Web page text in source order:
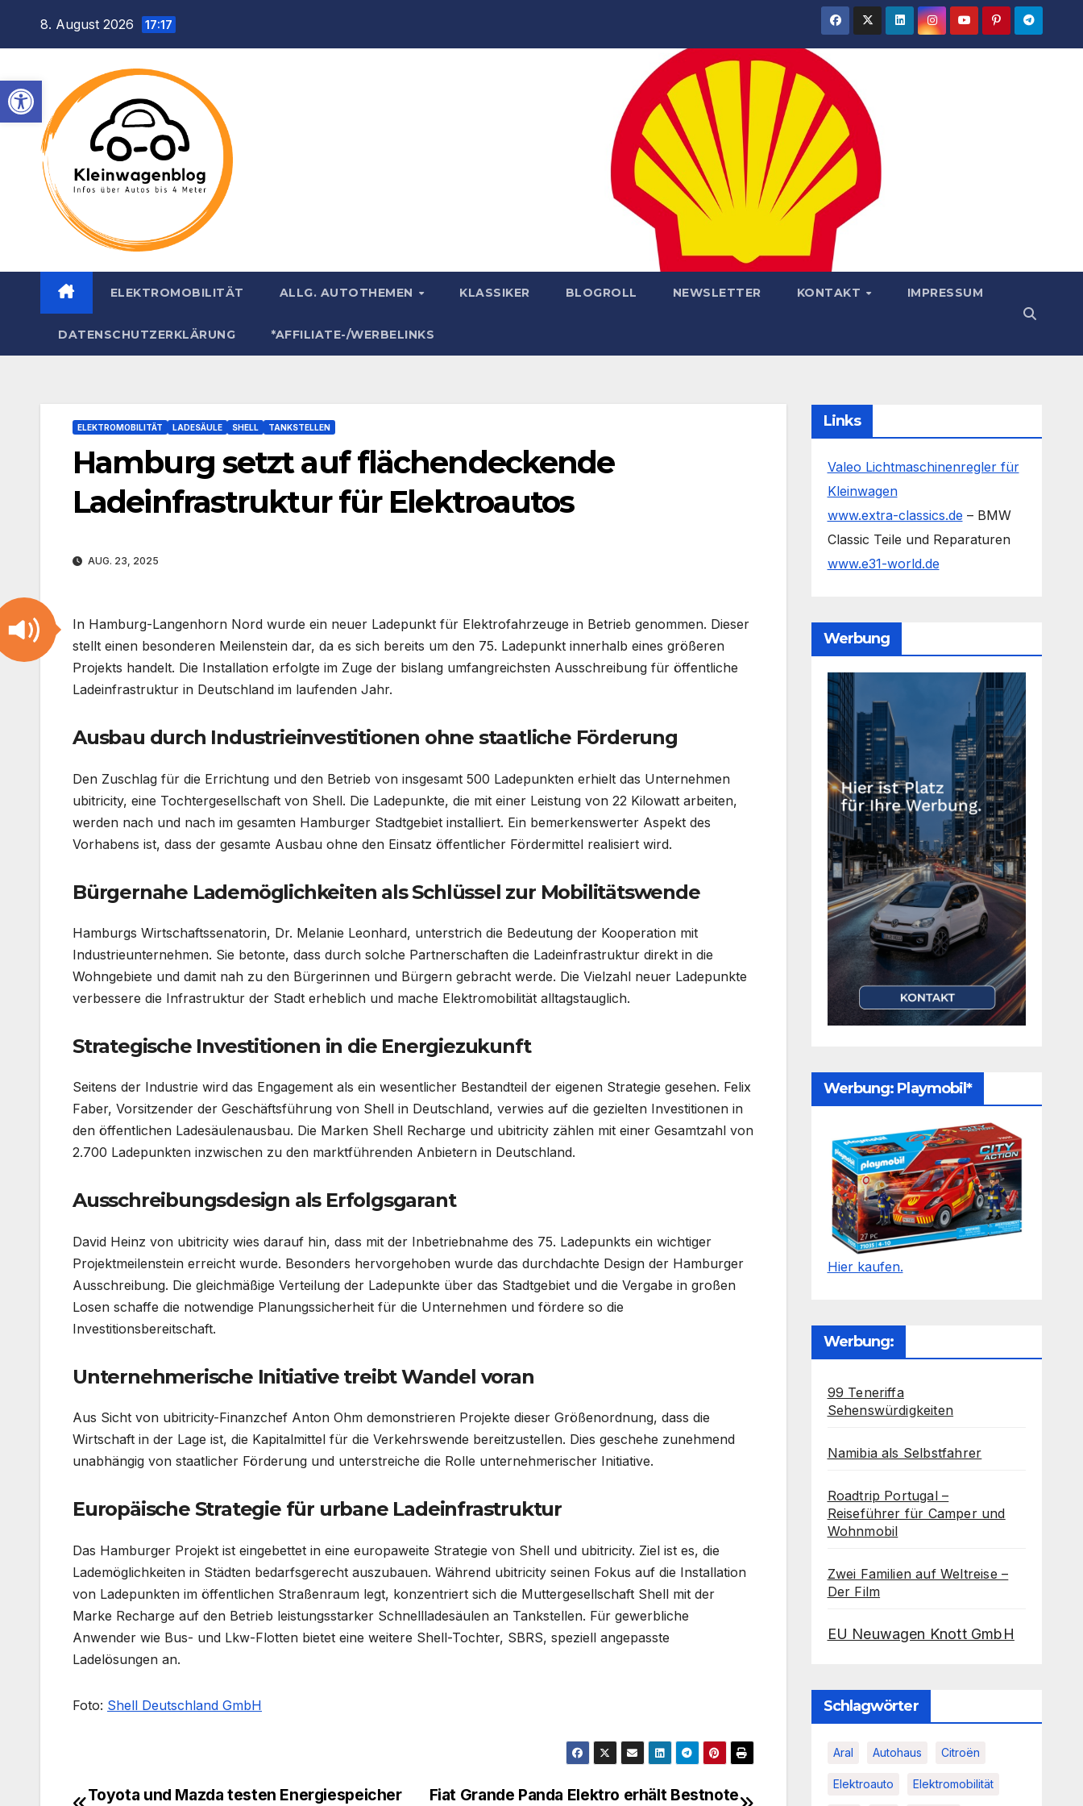
Werkzeugleiste öffnen
springen8. August 2026 17:17
ELEKTROMOBILITÄT ALLG. AUTOTHEMEN KLASSIKER BLOGROLL NEWSLETTER KONTAKT IMPRESSUM
DATENSCHUTZERKLÄRUNG *AFFILIATE-/WERBELINKS
ELEKTROMOBILITÄT LADESÄULE SHELL TANKSTELLEN
Hamburg setzt auf flächendeckende
Ladeinfrastruktur für Elektroautos
AUG. 23, 2025
In Hamburg-Langenhorn Nord wurde ein neuer Ladepunkt für Elektrofahrzeuge in Betrieb genommen. Dieser
stellt einen besonderen Meilenstein dar, da es sich bereits um den 75. Ladepunkt innerhalb eines größeren
Projekts handelt. Die Installation erfolgte im Zuge der bislang umfangreichsten Ausschreibung für öffentliche
Ladeinfrastruktur in Deutschland im laufenden Jahr.
Ausbau durch Industrieinvestitionen ohne staatliche Förderung
Den Zuschlag für die Errichtung und den Betrieb von insgesamt 500 Ladepunkten erhielt das Unternehmen
ubitricity, eine Tochtergesellschaft von Shell. Die Ladepunkte, die mit einer Leistung von 22 Kilowatt arbeiten,
werden nach und nach im gesamten Hamburger Stadtgebiet installiert. Ein bemerkenswerter Aspekt des
Vorhabens ist, dass der gesamte Ausbau ohne den Einsatz öffentlicher Fördermittel realisiert wird.
Bürgernahe Lademöglichkeiten als Schlüssel zur Mobilitätswende
Hamburgs Wirtschaftssenatorin, Dr. Melanie Leonhard, unterstrich die Bedeutung der Kooperation mit
Industrieunternehmen. Sie betonte, dass durch solche Partnerschaften die Ladeinfrastruktur direkt in die
Wohngebiete und damit nah zu den Bürgerinnen und Bürgern gebracht werde. Die Vielzahl neuer Ladepunkte
verbessere die Infrastruktur der Stadt erheblich und mache Elektromobilität alltagstauglich.
Strategische Investitionen in die Energiezukunft
Seitens der Industrie wird das Engagement als ein wesentlicher Bestandteil der eigenen Strategie gesehen. Felix
Faber, Vorsitzender der Geschäftsführung von Shell in Deutschland, verwies auf die gezielten Investitionen in
den öffentlichen Ladesäulenausbau. Die Marken Shell Recharge und ubitricity zählen mit einer Gesamtzahl von
2.700 Ladepunkten inzwischen zu den marktführenden Anbietern in Deutschland.
Ausschreibungsdesign als Erfolgsgarant
David Heinz von ubitricity wies darauf hin, dass mit der Inbetriebnahme des 75. Ladepunkts ein wichtiger
Projektmeilenstein erreicht wurde. Besonders hervorgehoben wurde das durchdachte Design der Hamburger
Ausschreibung. Die gleichmäßige Verteilung der Ladepunkte über das Stadtgebiet und die Vergabe in großen
Losen schaffe die notwendige Planungssicherheit für die Unternehmen und fördere so die
Investitionsbereitschaft.
Unternehmerische Initiative treibt Wandel voran
Aus Sicht von ubitricity-Finanzchef Anton Ohm demonstrieren Projekte dieser Größenordnung, dass die
Wirtschaft in der Lage ist, die Kapitalmittel für die Verkehrswende bereitzustellen. Dies geschehe zunehmend
unabhängig von staatlicher Förderung und unterstreiche die Rolle unternehmerischer Initiative.
Europäische Strategie für urbane Ladeinfrastruktur
Das Hamburger Projekt ist eingebettet in eine europaweite Strategie von Shell und ubitricity. Ziel ist es, die
Lademöglichkeiten in Städten bedarfsgerecht auszubauen. Während ubitricity seinen Fokus auf die Installation
von Ladepunkten im öffentlichen Straßenraum legt, konzentriert sich die Muttergesellschaft Shell mit der
Marke Recharge auf den Betrieb leistungsstarker Schnellladesäulen an Tankstellen. Für gewerbliche
Anwender wie Bus- und Lkw-Flotten bietet eine weitere Shell-Tochter, SBRS, speziell angepasste
Ladelösungen an.
Foto: Shell Deutschland GmbH
Fiat Grande Panda Elektro erhält Bestnote
Toyota und Mazda testen Energiespeicher
Links
Valeo Lichtmaschinenregler für
Kleinwagen
www.extra-classics.de – BMW
Classic Teile und Reparaturen
www.e31-world.de
Werbung
Werbung: Playmobil*
Hier kaufen.
Werbung:
99 Teneriffa
Sehenswürdigkeiten
Namibia als Selbstfahrer
Roadtrip Portugal –
Reiseführer für Camper und
Wohnmobil
Zwei Familien auf Weltreise –
Der Film
EU Neuwagen Knott GmbH
Schlagwörter
Aral Autohaus Citroën
Elektroauto Elektromobilität